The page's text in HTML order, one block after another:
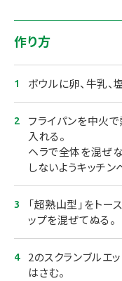
作り方
ボウルに卵、牛乳、
フライパンを中火
入れる。
ヘラで全体を混ぜ
しないようキッチン
「超熟山型」をトー
ップを混ぜてぬる。
2のスクランブルエ
はさむ。